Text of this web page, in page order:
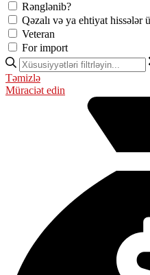
Rənglənib?
Qəzalı və ya ehtiyat hissələr
Veteran
For import
Təmizlə
Müraciət edin